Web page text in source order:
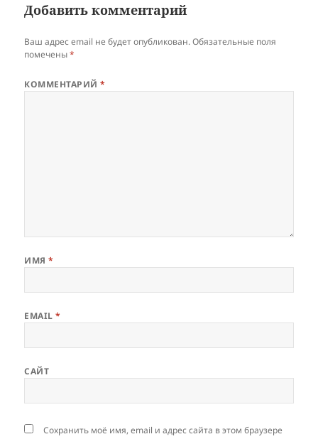
Добавить комментарий
Ваш адрес email не будет опубликован. Обязательные поля
помечены*
КОММЕНТАРИЙ*
ИМЯ*
EMAIL*
САЙТ
Сохранить моё имя, email и адрес сайта в этом браузере